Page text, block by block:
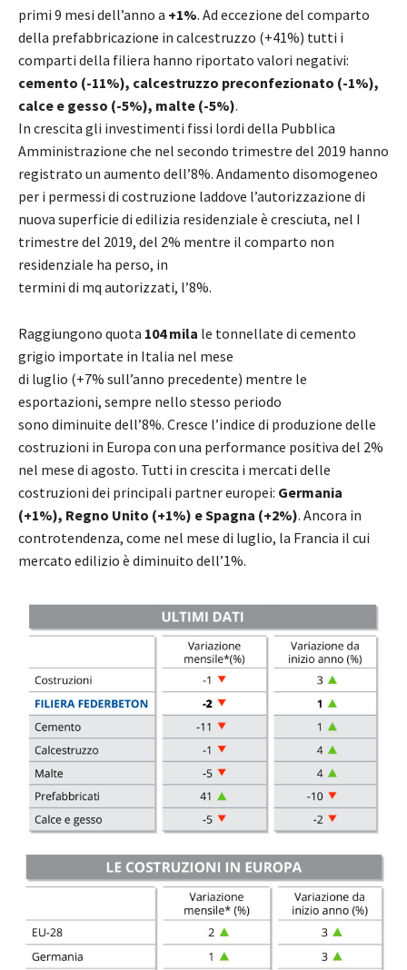
primi 9 mesi dell’anno a +1%. Ad eccezione del comparto
della prefabbricazione in calcestruzzo (+41%) tutti i
comparti della filiera hanno riportato valori negativi:
cemento (-11%), calcestruzzo preconfezionato (-1%),
calce e gesso (-5%), malte (-5%).
In crescita gli investimenti fissi lordi della Pubblica
Amministrazione che nel secondo trimestre del 2019 hanno
registrato un aumento dell’8%. Andamento disomogeneo
per i permessi di costruzione laddove l’autorizzazione di
nuova superficie di edilizia residenziale è cresciuta, nel I
trimestre del 2019, del 2% mentre il comparto non
residenziale ha perso, in
termini di mq autorizzati, l’8%.
Raggiungono quota 104 mila le tonnellate di cemento
grigio importate in Italia nel mese
di luglio (+7% sull’anno precedente) mentre le
esportazioni, sempre nello stesso periodo
sono diminuite dell’8%. Cresce l’indice di produzione delle
costruzioni in Europa con una performance positiva del 2%
nel mese di agosto. Tutti in crescita i mercati delle
costruzioni dei principali partner europei: Germania
(+1%), Regno Unito (+1%) e Spagna (+2%). Ancora in
controtendenza, come nel mese di luglio, la Francia il cui
mercato edilizio è diminuito dell’1%.